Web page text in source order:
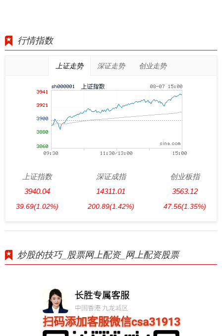
行情指数
上证走势 深证走势 创业走势
上证指数
3940.04
39.69(1.02%)
深证成指
14311.01
200.89(1.42%)
创业板指
3563.12
47.56(1.35%)
炒股的技巧_股票网上配资_网上配资股票